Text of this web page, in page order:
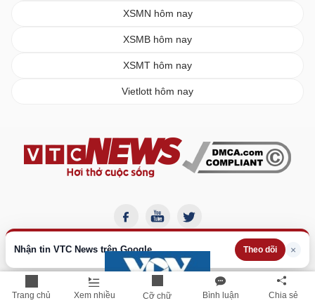
Trang chủ Xem nhiều Cỡ chữ Bình luận Chia sẻ
Nhận tin VTC News trên Google Theo dõi ×
XSMN hôm nay
XSMB hôm nay
XSMT hôm nay
Vietlott hôm nay